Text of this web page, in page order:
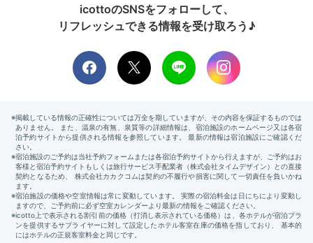
icottoのSNSをフォローして、
リフレッシュできる情報を受け取ろう♪